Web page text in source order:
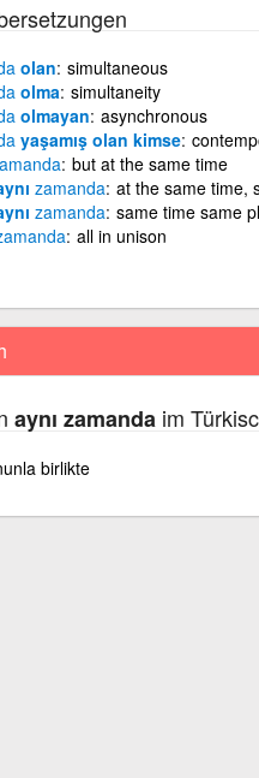
olan simultaneous
olma simultaneity
olmayan asynchronous
yaşamış olan kimse
but at the same time
zamanda at the same time,
zamanda same time same
all in unison
aynı zamanda im
birlikte